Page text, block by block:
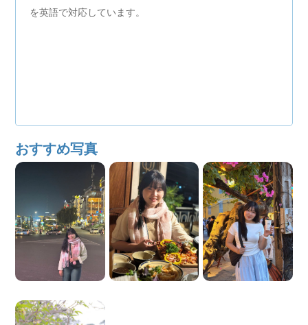
を英語で対応しています。
おすすめ写真